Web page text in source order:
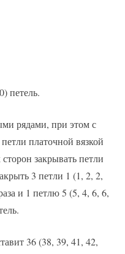
петель.
рядами, при этом с
платочной вязкой
закрывать петли
3 петли 1 (1, 2, 2,
и 1 петлю 5 (5, 4, 6, 6,
36 (38, 39, 41, 42,